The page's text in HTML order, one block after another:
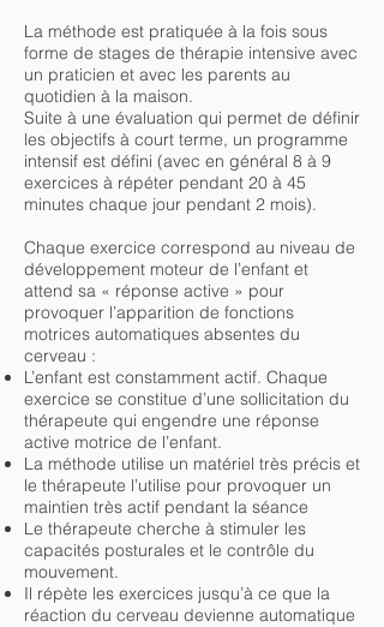
La méthode est pratiquée à la fois sous
forme de stages de thérapie intensive avec
un praticien et avec les parents au
quotidien à la maison.
Suite à une évaluation qui permet de définir
les objectifs à court terme, un programme
intensif est défini (avec en général 8 à 9
exercices à répéter pendant 20 à 45
minutes chaque jour pendant 2 mois).
Chaque exercice correspond au niveau de
développement moteur de l’enfant et
attend sa « réponse active » pour
provoquer l’apparition de fonctions
motrices automatiques absentes du
cerveau :
L’enfant est constamment actif. Chaque
exercice se constitue d’une sollicitation du
thérapeute qui engendre une réponse
active motrice de l’enfant.
La méthode utilise un matériel très précis et
le thérapeute l’utilise pour provoquer un
maintien très actif pendant la séance
Le thérapeute cherche à stimuler les
capacités posturales et le contrôle du
mouvement.
Il répète les exercices jusqu’à ce que la
réaction du cerveau devienne automatique